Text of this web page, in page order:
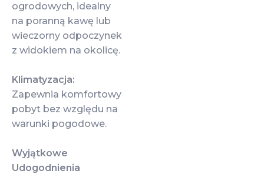
ogrodowych, idealny
na poranną kawę lub
wieczorny odpoczynek
z widokiem na okolicę.
Klimatyzacja:
Zapewnia komfortowy
pobyt bez względu na
warunki pogodowe.
Wyjątkowe
Udogodnienia